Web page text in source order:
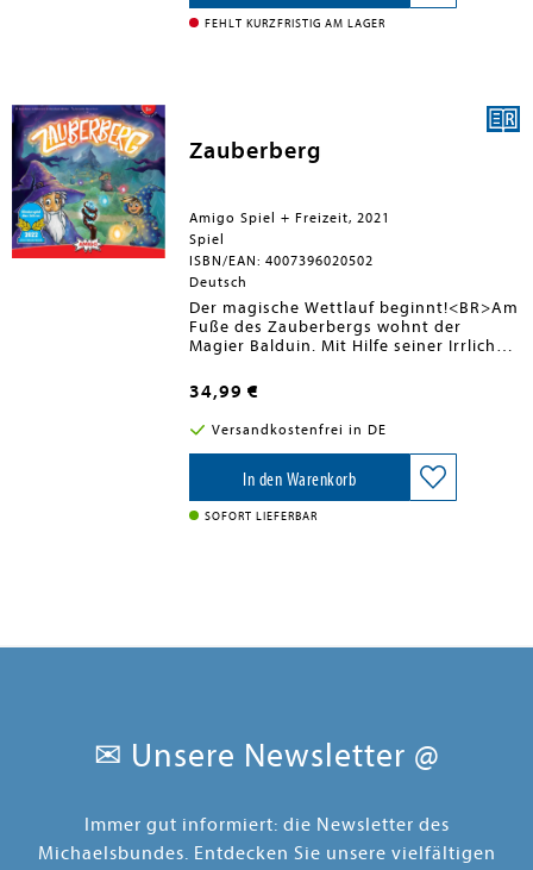
mit Hilfe eurer Gedanken...
FEHLT KURZFRISTIG AM LAGER
Zauberberg
Amigo Spiel + Freizeit, 2021
Spiel
ISBN/EAN: 4007396020502
Deutsch
Der magische Wettlauf beginnt!<BR>Am
Fuße des Zauberbergs wohnt der
Magier Balduin. Mit Hilfe seiner Irrlichter
Zauberberg zu sich, um sie das Wissen
der Magie zu lehren.<BR>Die Irrlichter
zeigen den angehenden Zauberern
dabei den Weg durch den
geheimnisvollen Wald ins Tal.<BR>Doch
auch die gemeinen Hexen folgen den
Spuren der Irrlichter und ein Wettlauf
beginnt. Nun sind die magischen
34,99 €
Versandkostenfrei in DE
In den Warenkorb
SOFORT LIEFERBAR
✉ Unsere Newsletter @
Immer gut informiert: die Newsletter des
Michaelsbundes. Entdecken Sie unsere vielfältigen